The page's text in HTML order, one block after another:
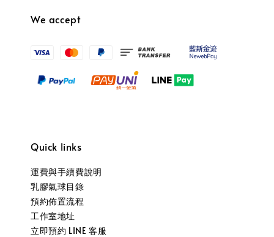
We accept
Quick links
運費與手續費說明
乳膠氣球目錄
預約佈置流程
工作室地址
立即預約 LINE 客服